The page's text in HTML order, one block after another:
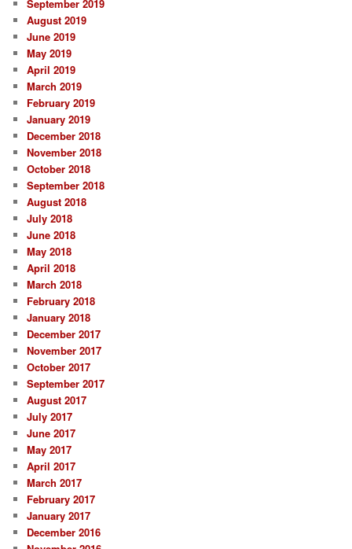
September 2019
August 2019
June 2019
May 2019
April 2019
March 2019
February 2019
January 2019
December 2018
November 2018
October 2018
September 2018
August 2018
July 2018
June 2018
May 2018
April 2018
March 2018
February 2018
January 2018
December 2017
November 2017
October 2017
September 2017
August 2017
July 2017
June 2017
May 2017
April 2017
March 2017
February 2017
January 2017
December 2016